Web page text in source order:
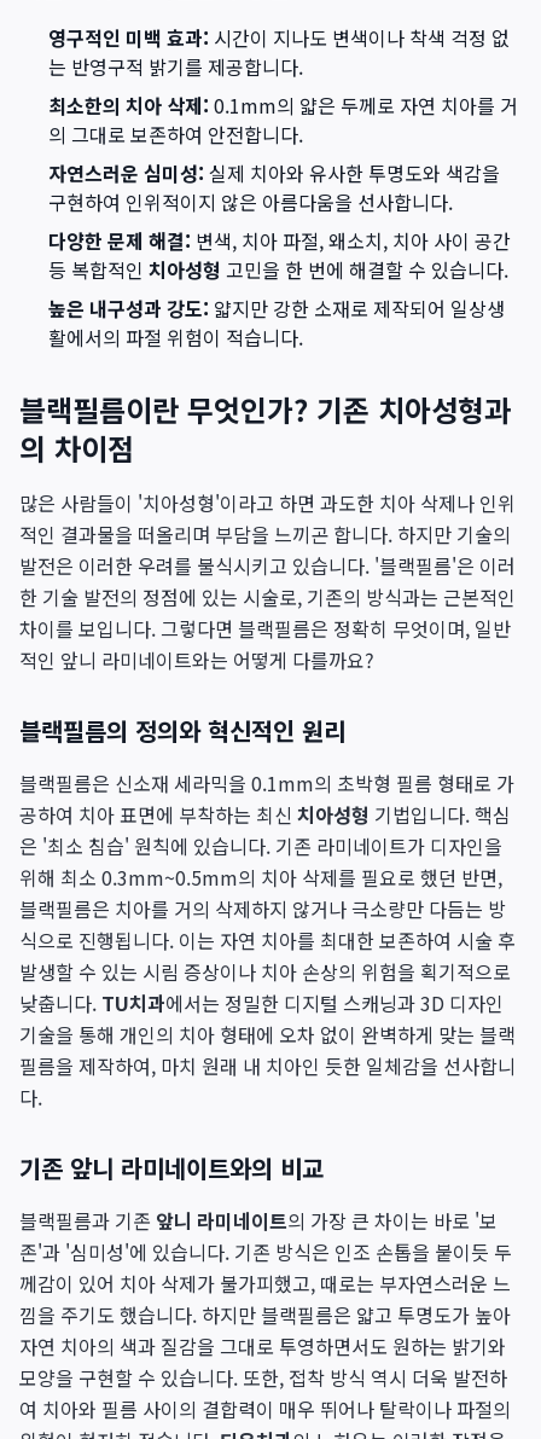
영구적인 미백 효과: 시간이 지나도 변색이나 착색 걱정 없
는 반영구적 밝기를 제공합니다.
최소한의 치아 삭제: 0.1mm의 얇은 두께로 자연 치아를 거
의 그대로 보존하여 안전합니다.
자연스러운 심미성: 실제 치아와 유사한 투명도와 색감을
구현하여 인위적이지 않은 아름다움을 선사합니다.
다양한 문제 해결: 변색, 치아 파절, 왜소치, 치아 사이 공간
등 복합적인 치아성형 고민을 한 번에 해결할 수 있습니다.
높은 내구성과 강도: 얇지만 강한 소재로 제작되어 일상생
활에서의 파절 위험이 적습니다.
블랙필름이란 무엇인가? 기존 치아성형과
의 차이점
많은 사람들이 '치아성형'이라고 하면 과도한 치아 삭제나 인위
적인 결과물을 떠올리며 부담을 느끼곤 합니다. 하지만 기술의
발전은 이러한 우려를 불식시키고 있습니다. '블랙필름'은 이러
한 기술 발전의 정점에 있는 시술로, 기존의 방식과는 근본적인
차이를 보입니다. 그렇다면 블랙필름은 정확히 무엇이며, 일반
적인 앞니 라미네이트와는 어떻게 다를까요?
블랙필름의 정의와 혁신적인 원리
블랙필름은 신소재 세라믹을 0.1mm의 초박형 필름 형태로 가
공하여 치아 표면에 부착하는 최신 치아성형 기법입니다. 핵심
은 '최소 침습' 원칙에 있습니다. 기존 라미네이트가 디자인을
위해 최소 0.3mm~0.5mm의 치아 삭제를 필요로 했던 반면,
블랙필름은 치아를 거의 삭제하지 않거나 극소량만 다듬는 방
식으로 진행됩니다. 이는 자연 치아를 최대한 보존하여 시술 후
발생할 수 있는 시림 증상이나 치아 손상의 위험을 획기적으로
낮춥니다. TU치과에서는 정밀한 디지털 스캐닝과 3D 디자인
기술을 통해 개인의 치아 형태에 오차 없이 완벽하게 맞는 블랙
필름을 제작하여, 마치 원래 내 치아인 듯한 일체감을 선사합니
다.
기존 앞니 라미네이트와의 비교
블랙필름과 기존 앞니 라미네이트의 가장 큰 차이는 바로 '보
존'과 '심미성'에 있습니다. 기존 방식은 인조 손톱을 붙이듯 두
께감이 있어 치아 삭제가 불가피했고, 때로는 부자연스러운 느
낌을 주기도 했습니다. 하지만 블랙필름은 얇고 투명도가 높아
자연 치아의 색과 질감을 그대로 투영하면서도 원하는 밝기와
모양을 구현할 수 있습니다. 또한, 접착 방식 역시 더욱 발전하
여 치아와 필름 사이의 결합력이 매우 뛰어나 탈락이나 파절의